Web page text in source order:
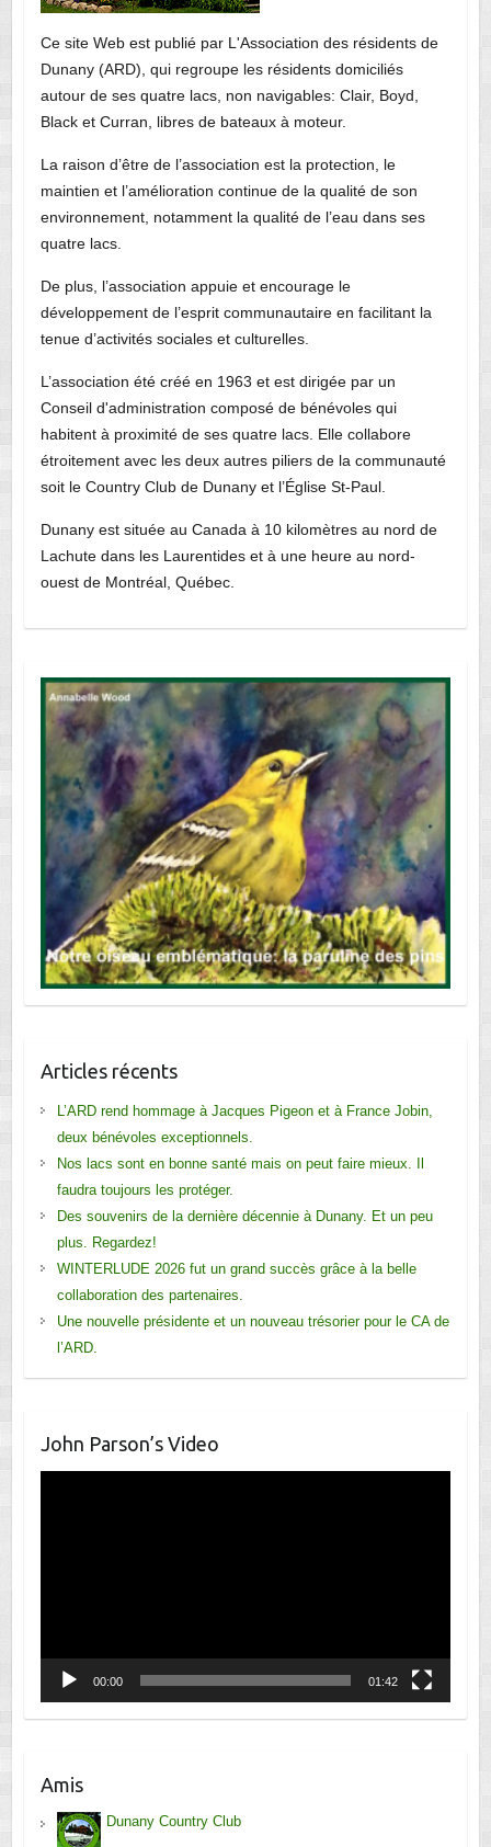
Ce site Web est publié par L'Association des résidents de
Dunany (ARD), qui regroupe les résidents domiciliés
autour de ses quatre lacs, non navigables: Clair, Boyd,
Black et Curran, libres de bateaux à moteur.
La raison d’être de l’association est la protection, le
maintien et l’amélioration continue de la qualité de son
environnement, notamment la qualité de l’eau dans ses
quatre lacs.
De plus, l’association appuie et encourage le
développement de l’esprit communautaire en facilitant la
tenue d’activités sociales et culturelles.
L’association été créé en 1963 et est dirigée par un
Conseil d'administration composé de bénévoles qui
habitent à proximité de ses quatre lacs. Elle collabore
étroitement avec les deux autres piliers de la communauté
soit le Country Club de Dunany et l’Église St-Paul.
Dunany est située au Canada à 10 kilomètres au nord de
Lachute dans les Laurentides et à une heure au nord-
ouest de Montréal, Québec.
Articles récents
L’ARD rend hommage à Jacques Pigeon et à France Jobin,
deux bénévoles exceptionnels.
Nos lacs sont en bonne santé mais on peut faire mieux. Il
faudra toujours les protéger.
Des souvenirs de la dernière décennie à Dunany. Et un peu
plus. Regardez!
WINTERLUDE 2026 fut un grand succès grâce à la belle
collaboration des partenaires.
Une nouvelle présidente et un nouveau trésorier pour le CA de
l’ARD.
John Parson’s Video
00:00 01:42
Amis
Dunany Country Club